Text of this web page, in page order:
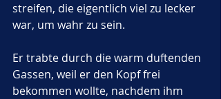
streifen, die eigentlich viel zu lecker
war, um wahr zu sein.
Er trabte durch die warm duftenden
Gassen, weil er den Kopf frei
bekommen wollte, nachdem ihm